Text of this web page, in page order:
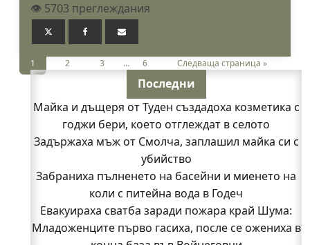
👁️ 5703 преглеждания
1 2 3 … 6 Следваща страница »
Последни
Майка и дъщеря от Туден създадоха козметика с
годжи бери, което отглеждат в селото
Задържаха мъж от Смолча, заплашил майка си с
убийство
Забраниха пълненето на басейни и миенето на
коли с питейна вода в Годеч
Евакуираха сватба заради пожара край Шума:
Младоженците първо гасиха, после се ожениха в